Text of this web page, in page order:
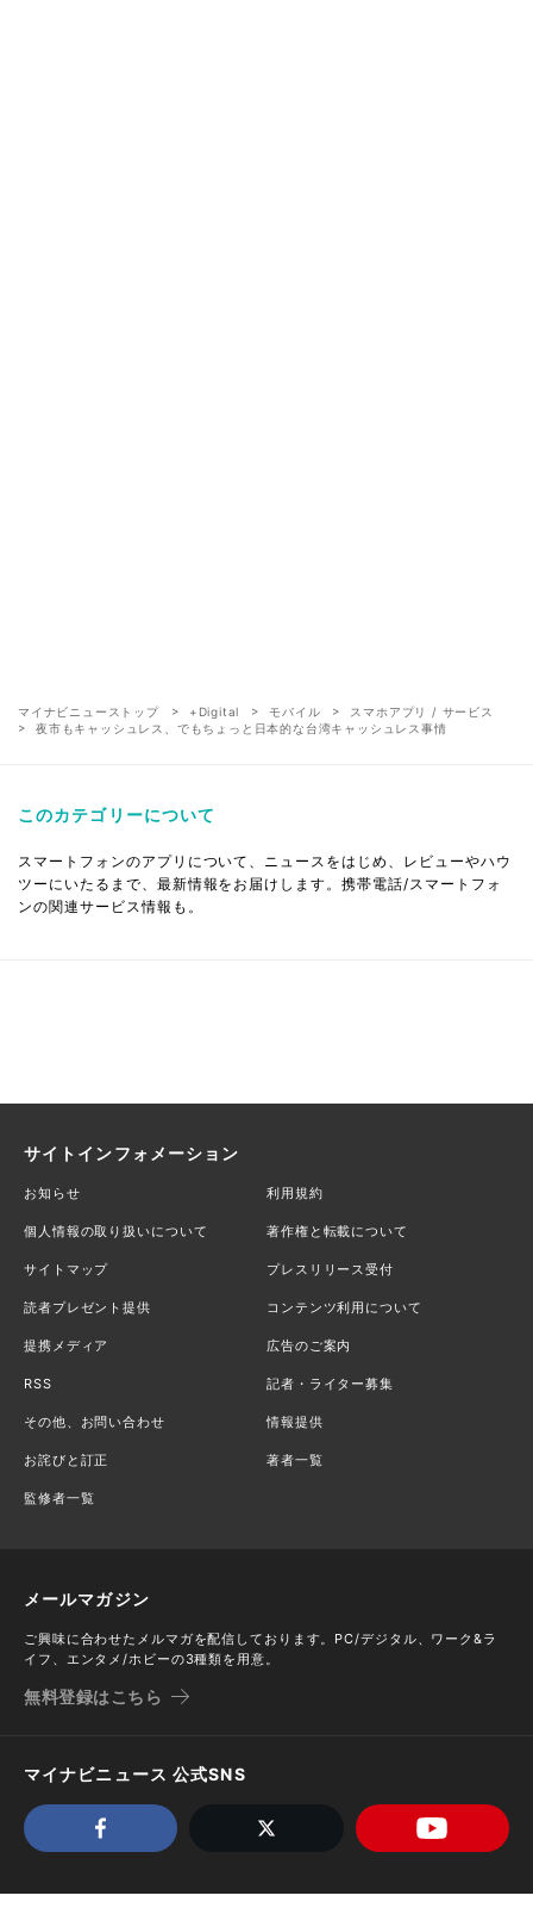
マイナビニューストップ +Digital モバイル
スマホアプリ / サービス
夜市もキャッシュレス、でもちょっと日本的な台湾キャッシュレス事情
このカテゴリーについて
スマートフォンのアプリについて、ニュースをはじめ、レビューやハウ
ツーにいたるまで、最新情報をお届けします。携帯電話/スマートフォ
ンの関連サービス情報も。
サイトインフォメーション
お知らせ 利用規約
個人情報の取り扱いについて 著作権と転載について
サイトマップ プレスリリース受付
読者プレゼント提供 コンテンツ利用について
提携メディア 広告のご案内
RSS 記者・ライター募集
その他、お問い合わせ 情報提供
お詫びと訂正 著者一覧
監修者一覧
メールマガジン
ご興味に合わせたメルマガを配信しております。PC/デジタル、ワーク&ラ
イフ、エンタメ/ホビーの3種類を用意。
無料登録はこちら
マイナビニュース 公式SNS